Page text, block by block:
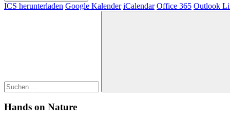
ICS herunterladen Google Kalender iCalendar Office 365 Outlook
Suchen
Hands on Nature